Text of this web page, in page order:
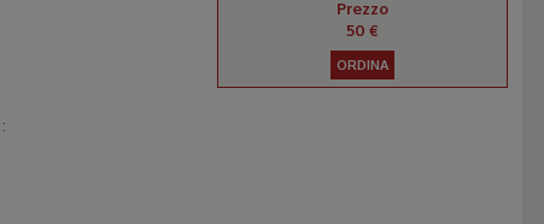
Prezzo
50 €
ORDINA